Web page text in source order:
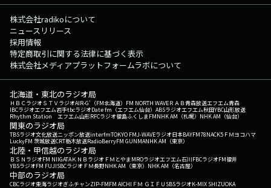
株式会社radikoについて
ニュースリリース
採用情報
特定商取引に関する法律に基づく表示
株式会社メディアプラットフォームラボについて
北海道・東北のラジオ局
ＨＢＣラジオＳＴＶラジオAIR-G'（FM北海道） FM NORTH WAVEＲＡＢ青森放送エフエム青森
IBCラジオエフエム岩手tbcラジオDate fm（エフエム仙台） ABSラジオエフエム秋田YBC山形放送
Rhythm Station エフエム山形RFCラジオ福島ふくしまFMNHK AM（札幌） NHK AM（仙台）
関東のラジオ局
TBSラジオ文化放送ニッポン放送interfmTOKYO FMJ-WAVEラジオ日本BAYFM78NACK5 ＦＭヨコハマ
LuckyFM 茨城放送CRT栃木放送RadioBerryFM GUNMANHK AM（東京）
北陸・甲信越のラジオ局
ＢＳＮラジオFM NIIGATAＫＮＢラジオ ＦＭとやまMROラジオエフエム石川FBCラジオFM福井
YBSラジオFM FUJISBCラジオ ＦＭ長野NHK AM（東京） NHK AM（名古屋）
中部のラジオ局
CBCラジオ東海ラジオぎふチャンZIP-FMFM AICHI ＦＭ ＧＩＦＵ SBSラジオK-MIX SHIZUOKA